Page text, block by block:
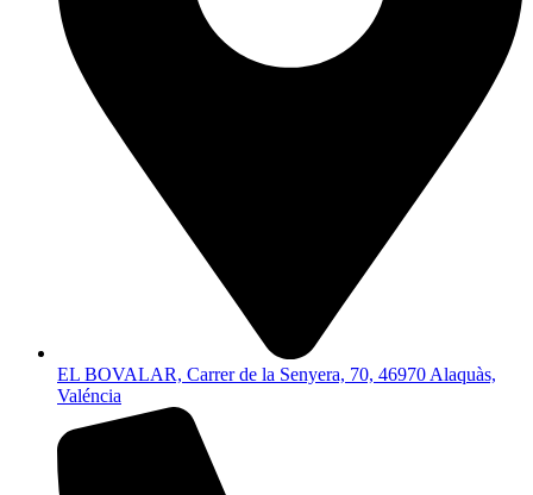
EL BOVALAR, Carrer de la Senyera, 70, 46970 Alaquàs,
Valéncia